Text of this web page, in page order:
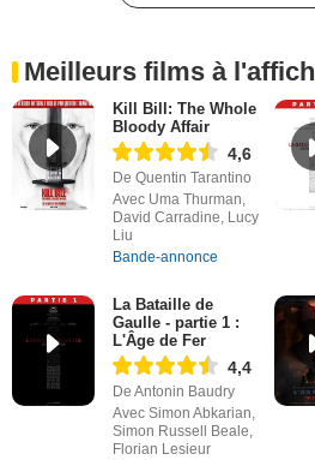
Meilleurs films à
Kill Bill: The Whole
Bloody Affair
4,6
De Quentin Tarantino
Avec Uma Thurman,
David Carradine, Lucy
Liu
Bande-annonce
La Bataille de
Gaulle - partie 1 :
L'Âge de Fer
4,4
De Antonin Baudry
Avec Simon Abkarian,
Simon Russell Beale,
Florian Lesieur